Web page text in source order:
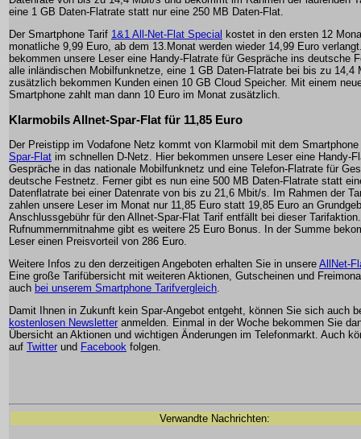
eine 1 GB Daten-Flatrate statt nur eine 250 MB Daten-Flat.
Der Smartphone Tarif 1&1 All-Net-Flat Special kostet in den ersten 12
monatliche 9,99 Euro, ab dem 13.Monat werden wieder 14,99 Euro
bekommen unsere Leser eine Handy-Flatrate für Gespräche ins deutsche
alle inländischen Mobilfunknetze, eine 1 GB Daten-Flatrate bei bis zu 14,4
zusätzlich bekommen Kunden einen 10 GB Cloud Speicher. Mit einem
Smartphone zahlt man dann 10 Euro im Monat zusätzlich.
Klarmobils Allnet-Spar-Flat für 11,85 Euro
Der Preistipp im Vodafone Netz kommt von Klarmobil mit dem
Spar-Flat im schnellen D-Netz. Hier bekommen unsere Leser eine Handy-
Gespräche in das nationale Mobilfunknetz und eine Telefon-Flatrate für
deutsche Festnetz. Ferner gibt es nun eine 500 MB Daten-Flatrate statt
Datenflatrate bei einer Datenrate von bis zu 21,6 Mbit/s. Im Rahmen der
zahlen unsere Leser im Monat nur 11,85 Euro statt 19,85 Euro an
Anschlussgebühr für den Allnet-Spar-Flat Tarif entfällt bei dieser
Rufnummernmitnahme gibt es weitere 25 Euro Bonus. In der Summe
Leser einen Preisvorteil von 286 Euro.
Weitere Infos zu den derzeitigen Angeboten erhalten Sie in unsere AllNet-
Eine große Tarifübersicht mit weiteren Aktionen, Gutscheinen und
auch bei unserem Smartphone Tarifvergleich.
Damit Ihnen in Zukunft kein Spar-Angebot entgeht, können Sie sich auch
kostenlosen Newsletter anmelden. Einmal in der Woche bekommen Sie
Übersicht an Aktionen und wichtigen Änderungen im Telefonmarkt. Auch
auf Twitter und Facebook folgen.
Verwandte Nachrichten: